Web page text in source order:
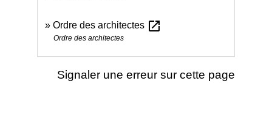
Ordre des architectes open_in_new
Ordre des architectes
Signaler une erreur sur cette page